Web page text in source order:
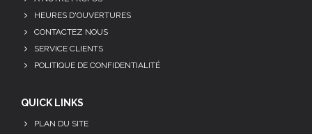
HEURES D'OUVERTURES
CONTACTEZ NOUS
SERVICE CLIENTS
POLITIQUE DE CONFIDENTIALITÉ
QUICK LINKS
PLAN DU SITE